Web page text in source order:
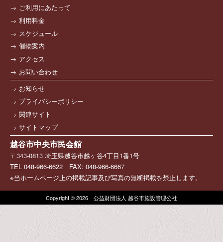
ご利用にあたって
利用料金
スケジュール
催物案内
アクセス
お問い合わせ
お知らせ
プライバシーポリシー
関連サイト
サイトマップ
越谷市中央市民会館
〒343-0813 埼玉県越谷市越ヶ谷4丁目1番1号
TEL 048-966-6622 FAX: 048-966-6667
※当ホームページ上の掲載記事及び写真の無断掲載を禁止します。
Copyright © 2026 公益財団法人 越谷市施設管理公社